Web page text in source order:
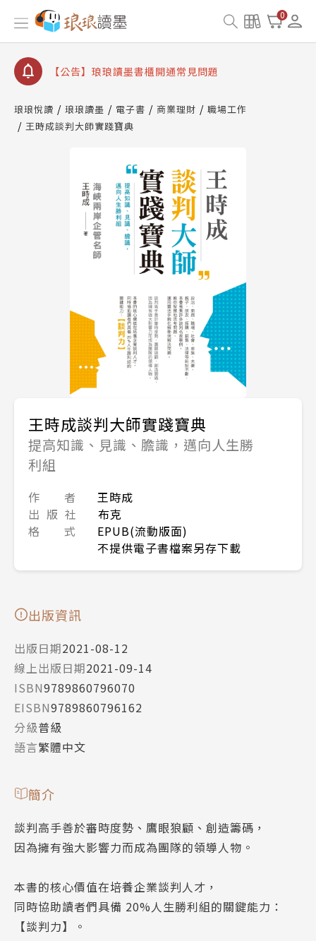
0
【公告】因 Readmoo 讀墨系統維護中，本站同步暫
停部分閱讀服務
【公告】琅琅讀墨數位閱讀資產合併與書櫃開通申請
【公告】琅琅讀墨書櫃開通常見問題
請圖文教學
【公告】琅琅書店服務升級重要說明及資產合併結果
查詢
琅琅悅讀 琅琅讀墨 電子書 商業理財
職場工作
王時成談判大師實踐寶典
王時成談判大師實踐寶典
提高知識、見識、膽識，邁向人生勝
利組
作 者
王時成
出 版 社
布克
格 式
EPUB(流動版面)
不提供電子書檔案另存下載
出版資訊
出版日期2021-08-12
線上出版日期2021-09-14
ISBN9789860796070
EISBN9789860796162
分級普級
語言繁體中文
簡介
談判高手善於審時度勢、鷹眼狼顧、創造籌碼，
因為擁有強大影響力而成為團隊的領導人物。
本書的核心價值在培養企業談判人才，
同時協助讀者們具備 20%人生勝利組的關鍵能力：
【談判力】。